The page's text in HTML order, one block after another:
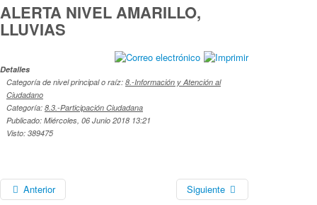
ALERTA NIVEL AMARILLO,
LLUVIAS
Detalles
Categoría de nivel principal o raíz: 8.-Información y Atención al
Ciudadano
Categoría: 8.3.-Participación Ciudadana
Publicado: Miércoles, 06 Junio 2018 13:21
Visto: 389475
Anterior Siguiente